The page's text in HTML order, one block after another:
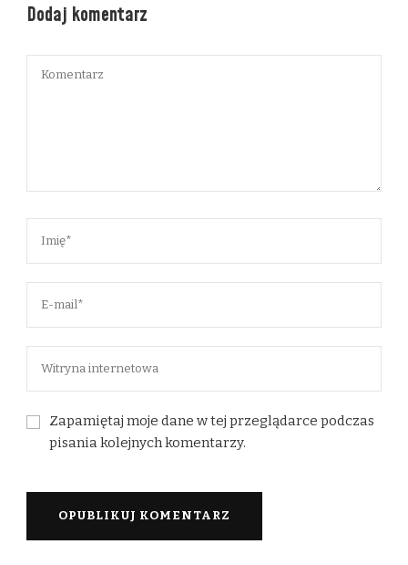
Dodaj komentarz
Zapamiętaj moje dane w tej przeglądarce podczas
pisania kolejnych komentarzy.